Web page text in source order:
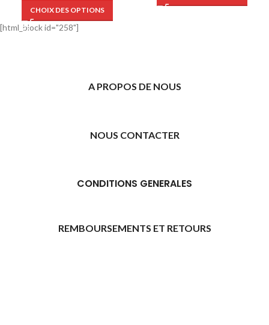
CHOIX DES OPTIONS
[html_block id="258"]
A PROPOS DE NOUS
NOUS CONTACTER
CONDITIONS GENERALES
REMBOURSEMENTS ET RETOURS